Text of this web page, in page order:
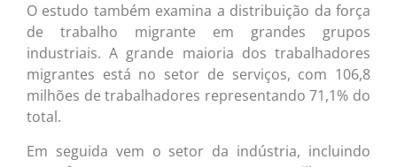
O estudo também examina a distribuição da força
de trabalho migrante em grandes grupos
industriais. A grande maioria dos trabalhadores
migrantes está no setor de serviços, com 106,8
milhões de trabalhadores representando 71,1% do
total.
Em seguida vem o setor da indústria, incluindo